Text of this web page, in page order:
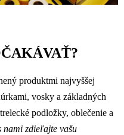
produktmi najvyššej
vosky a základných
podložky, oblečenie a
nami zdieľajte vašu